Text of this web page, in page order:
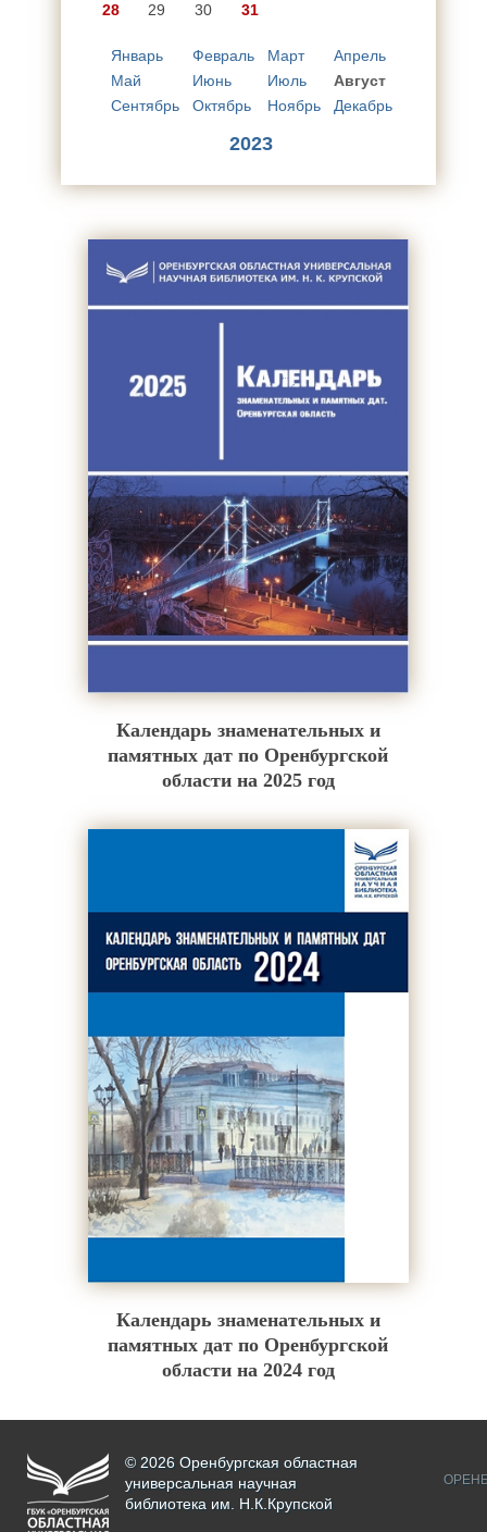
28
29 30 31
Январь Февраль Март
Апрель
Май
Июнь Июль
Август
Сентябрь
Октябрь Ноябрь Декабрь
2023
Календарь знаменательных и
памятных дат по Оренбургской
области на 2025 год
Календарь знаменательных и
памятных дат по Оренбургской
области на 2024 год
© 2026 Оренбургская областная
универсальная научная
библиотека им. Н.К.Крупской